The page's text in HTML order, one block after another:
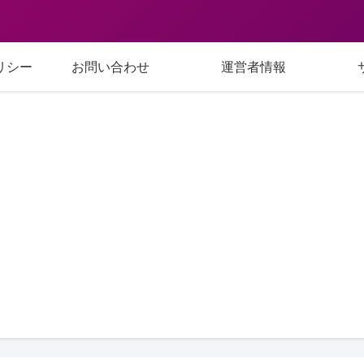
シー お問い合わせ 運営者情報